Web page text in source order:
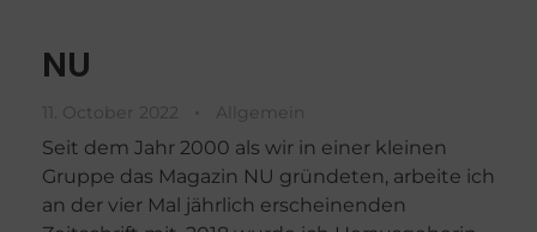
NU
11. October 2022 Allgemein
Seit dem Jahr 2000 als wir in einer kleinen
Gruppe das Magazin NU gründeten, arbeite ich
an der vier Mal jährlich erscheinenden